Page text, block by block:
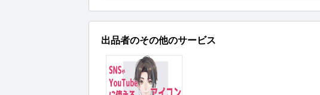
出品者のその他のサービス